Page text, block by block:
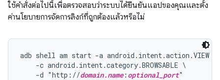
ใช้คำสั่งต่อไปนี้เพื่อตรวจสอบว่าระบบได้ยืนยันแอปของคุณและตั้ง
ค่านโยบายการจัดการลิงก์ที่ถูกต้องแล้วหรือไม่
adb shell am start -a android.intent.action.VIEW \
    -c android.intent.category.BROWSABLE \
    -d "http://
domain.name: optional_port